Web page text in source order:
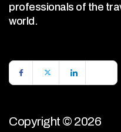
professionals of the
world.
Copyright © 2026